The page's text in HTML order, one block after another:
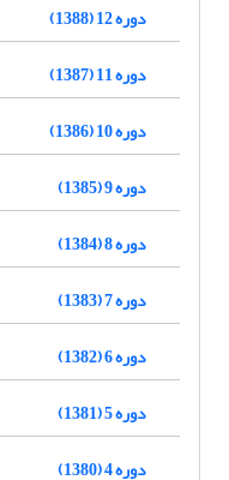
دوره 12 (1388)
دوره 11 (1387)
دوره 10 (1386)
دوره 9 (1385)
دوره 8 (1384)
دوره 7 (1383)
دوره 6 (1382)
دوره 5 (1381)
دوره 4 (1380)